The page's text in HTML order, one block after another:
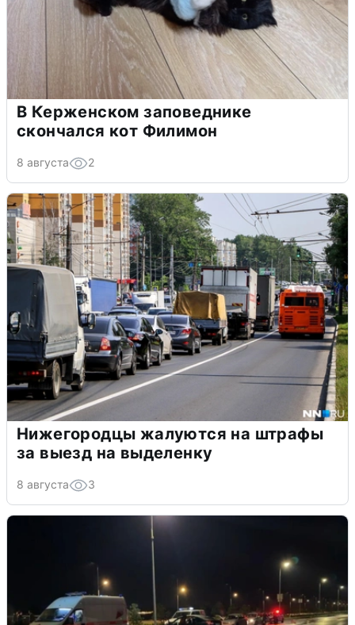
В Керженском заповеднике
скончался кот Филимон
8 августа 2
Нижегородцы жалуются на штрафы
за выезд на выделенку
8 августа 3